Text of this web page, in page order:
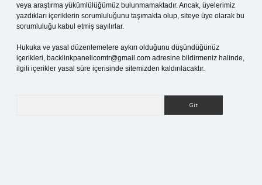
veya araştırma yükümlülüğümüz bulunmamaktadır. Ancak, üyelerimiz
yazdıkları içeriklerin sorumluluğunu taşımakta olup, siteye üye olarak bu
sorumluluğu kabul etmiş sayılırlar.
Hukuka ve yasal düzenlemelere aykırı olduğunu düşündüğünüz
içerikleri, backlinkpanelicomtr@gmail.com adresine bildirmeniz halinde,
ilgili içerikler yasal süre içerisinde sitemizden kaldırılacaktır.